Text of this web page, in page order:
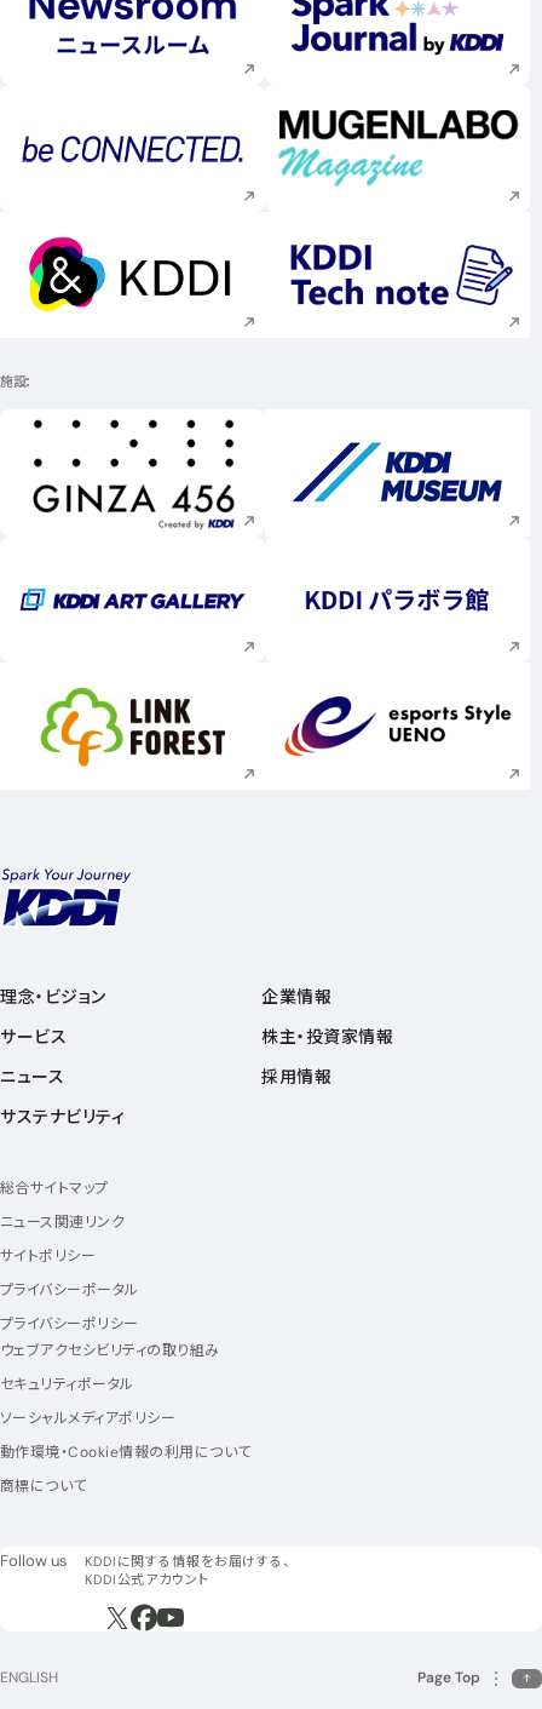
新規ウィンドウで開く 新規ウィンドウで
新規ウィンドウで開く 新規ウィンドウで
新規ウィンドウで開く 新規ウィンドウで
施設
新規ウィンドウで開く 新規ウィンドウで
新規ウィンドウで開く 新規ウィンドウで
新規ウィンドウで開く 新規ウィンドウで
理念・ビジョン
サービス
ニュース
サステナビリティ
企業情報
株主・投資家情報
採用情報
総合サイトマップ
ニュース関連リンク
サイトポリシー
プライバシーポータル
プライバシーポリシー
ウェブアクセシビリティの取り組み
セキュリティポータル
ソーシャルメディアポリシー
動作環境・Cookie情報の利用について
商標について
Follow us フォローアス
KDDIに関する情報をお届けする、
KDDI公式アカウント
新規ウィンドウで開く
新規ウィンドウで開く
新規ウィンドウで開く
ENGLISH Page Top